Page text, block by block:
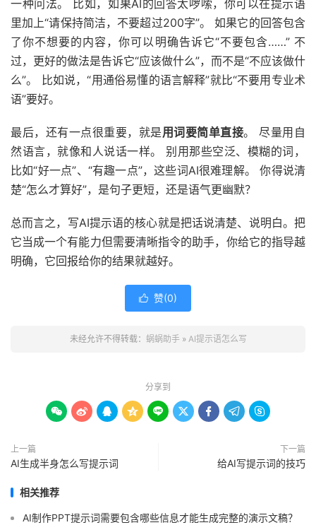
一种问法。 比如，如果AI的回答太啰嗦，你可以在提示语
里加上“请保持简洁，不要超过200字”。 如果它的回答包含
了你不想要的内容，你可以明确告诉它“不要包含……” 不
过，更好的做法是告诉它“应该做什么”，而不是“不应该做什
么”。 比如说，“用通俗易懂的语言解释”就比“不要用专业术
语”要好。
最后，还有一点很重要，就是用词要简单直接。 尽量用自
然语言，就像和人说话一样。 别用那些空泛、模糊的词，
比如“好一点”、“有趣一点”，这些词AI很难理解。 你得说清
楚“怎么才算好”，是句子更短，还是语气更幽默？
总而言之，写AI提示语的核心就是把话说清楚、说明白。把
它当成一个有能力但需要清晰指令的助手，你给它的指导越
明确，它回报给你的结果就越好。
 赞(0)
未经允许不得转载： 蜗蜗助手» AI提示语怎么写
分享到
        
上一篇
AI生成半身怎么写提示词
下一篇
给AI写提示词的技巧
相关推荐
AI制作PPT提示词需要包含哪些信息才能生成完整的演示文稿？